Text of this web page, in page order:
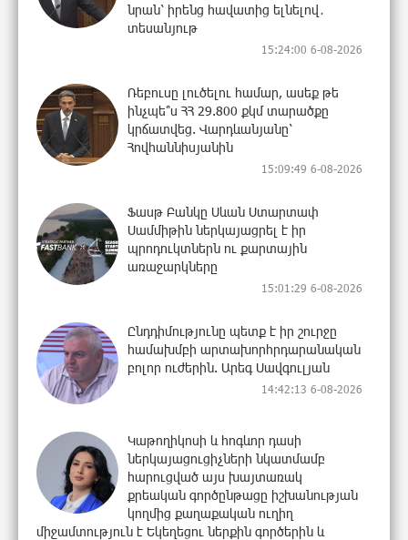
նրան՝ իրենց հավատից ելնելով․
տեսանյութ
15:24:00 6-08-2026
Ռեբուսը լուծելու համար, ասեք թե
ինչպե՞ս ՀՀ 29.800 քկմ տարածքը
կրճատվեց. Վարդևանյանը՝
Հովհաննիսյանին
15:09:49 6-08-2026
Ֆասթ Բանկը Սևան Ստարտափ
Սամմիթին ներկայացրել է իր
պրոդուկտներն ու քարտային
առաջարկները
15:01:29 6-08-2026
Ընդդիմությունը պետք է իր շուրջը
համախմբի արտախորհրդարանական
բոլոր ուժերին. Արեգ Սավգուլյան
14:42:13 6-08-2026
Կաթողիկոսի և հոգևոր դասի
ներկայացուցիչների նկատմամբ
հարուցված այս խայտառակ
քրեական գործընթացը իշխանության
կողմից քաղաքական ուղիղ
միջամտություն է Եկեղեցու ներքին գործերին և